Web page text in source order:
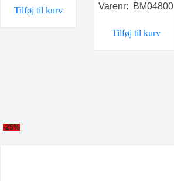
Tilføj til kurv
pris
398,00 kr..
Varenr: BM04800
Tilføj til kurv
-25%